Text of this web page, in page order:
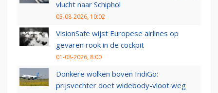
vlucht naar Schiphol
03-08-2026, 10:02
VisionSafe wijst Europese airlines op
gevaren rook in de cockpit
01-08-2026, 8:00
Donkere wolken boven IndiGo:
prijsvechter doet widebody-vloot weg